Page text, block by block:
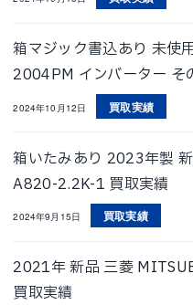
箱マジック書込あり 未使
2004PM インバーター そ
2024年10月12日 買取実績
箱いたみあり 2023年製
A820-2.2K-1 買取実績
2024年9月15日 買取実績
2021年 新品 三菱
買取実績